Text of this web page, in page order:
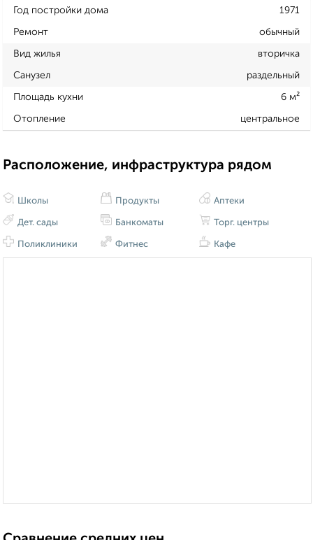
Год постройки дома 1971
Ремонт обычный
Вид жилья вторичка
Санузел раздельный
Площадь кухни 6 м²
Отопление центральное
Расположение, инфраструктура рядом
Школы
Дет. сады
Поликлиники
Продукты
Банкоматы
Фитнес
Аптеки
Торг. центры
Кафе